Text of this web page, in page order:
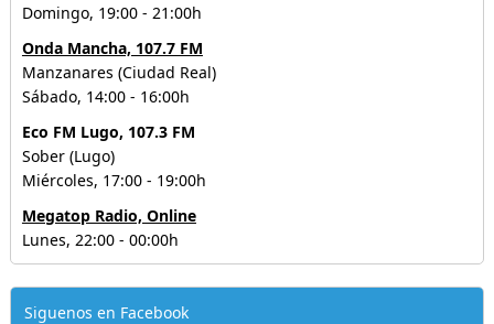
Domingo, 19:00 - 21:00h
Onda Mancha, 107.7 FM
Manzanares (Ciudad Real)
Sábado, 14:00 - 16:00h
Eco FM Lugo, 107.3 FM
Sober (Lugo)
Miércoles, 17:00 - 19:00h
Megatop Radio, Online
Lunes, 22:00 - 00:00h
Siguenos en Facebook